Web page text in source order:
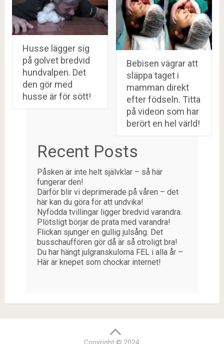
Husse lägger sig
på golvet bredvid
hundvalpen. Det
den gör med
husse är för sött!
Bebisen vägrar att
släppa taget i
mamman direkt
efter födseln. Titta
på videon som har
berört en hel värld!
Recent Posts
Påsken är inte helt självklar – så här
fungerar den!
Därför blir vi deprimerade på våren – det
här kan du göra för att undvika!
Nyfödda tvillingar ligger bredvid varandra.
Plötsligt börjar de prata med varandra!
Flickan sjunger en gullig julsång. Det
busschauffören gör då är så otroligt bra!
Du har hängt julgranskulorna FEL i alla år –
Här är knepet som chockar internet!